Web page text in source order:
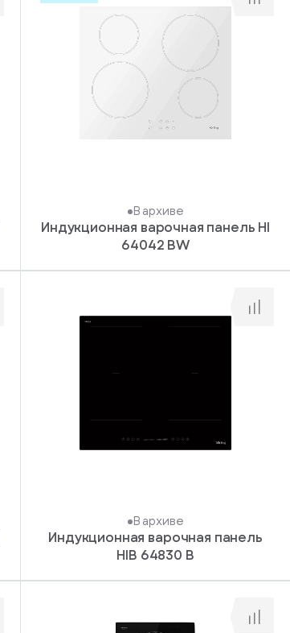
В архиве
Индукционная варочная панель HI
64042 BW
В архиве
Индукционная варочная панель
HIB 64830 B